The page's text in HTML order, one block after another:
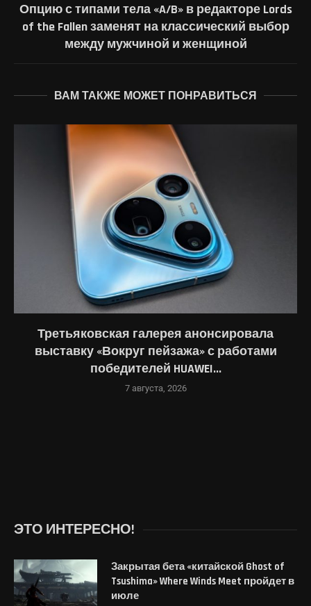
Опцию с типами тела «A/B» в редакторе Lords
of the Fallen заменят на классический выбор
между мужчиной и женщиной
ВАМ ТАКЖЕ МОЖЕТ ПОНРАВИТЬСЯ
Третьяковская галерея анонсировала
выставку «Вокруг пейзажа» с работами
победителей HUAWEI...
7 августа, 2026
ЭТО ИНТЕРЕСНО!
Закрытая бета «китайской Ghost of
Tsushima» Where Winds Meet пройдет в
июле